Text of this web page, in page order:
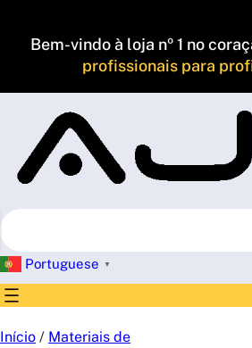
Bem-vindo à loja nº 1 no
profissionais para
S
e
a
r
c
Portuguese ▼
Início / Materiais de